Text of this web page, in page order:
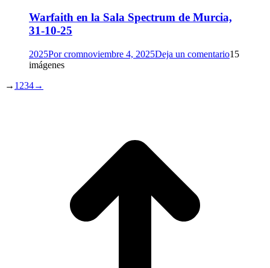
Warfaith en la Sala Spectrum de Murcia,
31-10-25
2025Porcromnoviembre 4, 2025Deja un comentario15
imágenes
→ 1 234→